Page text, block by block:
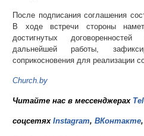
После подписания соглашения
В ходе встречи стороны
достигнутых
дальнейшей работы,
соприкосновения для реализации
Church.by
Читайте нас в мессенджерах
соцсетях Instagram, ВКонтакте,